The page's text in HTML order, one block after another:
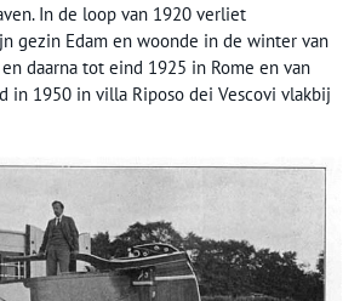
In de loop van 1920 verliet
gezin Edam en woonde in de winter van
daarna tot eind 1925 in Rome en van
in 1950 in villa Riposo dei Vescovi vlakbij